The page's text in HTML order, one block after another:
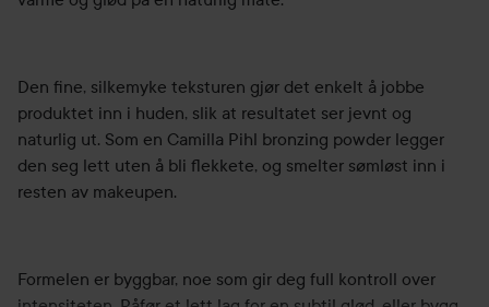
Den fine, silkemyke teksturen gjør det enkelt å jobbe
produktet inn i huden, slik at resultatet ser jevnt og
naturlig ut. Som en Camilla Pihl bronzing powder legger
den seg lett uten å bli flekkete, og smelter sømløst inn i
resten av makeupen.
Formelen er byggbar, noe som gir deg full kontroll over